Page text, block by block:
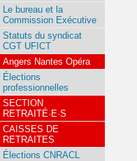
Le bureau et la
Commission Exécutive
Statuts du syndicat
CGT UFICT
Angers Nantes Opéra
Élections
professionnelles
SECTION
RETRAITÉ·E·S
CAISSES DE
RETRAITES
Élections CNRACL